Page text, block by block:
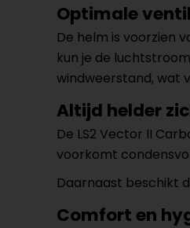
Optimale
De helm is voorzien
kun je de
windweerstand, wat
Altijd helder
De LS2 Vector II
voorkomt
Daarnaast beschikt
Comfort en